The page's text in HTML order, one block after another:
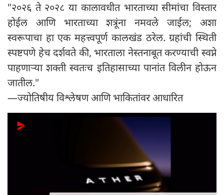
"२०२६ ते २०२८ या कालावधीत भारताच्या सीमांचा विस्तार
होईल आणि भारताच्या शत्रूंना नमवले जाईल; अशा
स्वरूपाचा हा एक महत्त्वपूर्ण कालखंड ठरेल. ग्रहांची स्थिती
स्पष्टपणे हेच दर्शवते की, भारताला नेस्तनाबूत करण्याची स्वप्ने
पाहणाऱ्या शक्ती स्वतःच इतिहासाच्या पानांत विलीन होऊन
जातील."
—ज्योतिषीय विश्लेषण आणि भाकितांवर आधारित